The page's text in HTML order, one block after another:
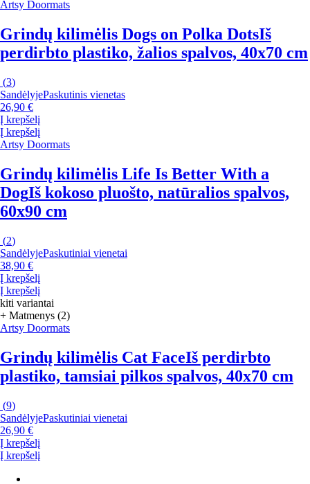
Artsy Doormats
Grindų kilimėlis Dogs on Polka DotsIš
perdirbto plastiko, žalios spalvos, 40x70 cm
(3)
SandėlyjePaskutinis vienetas
26,90 €
Į krepšelį
Į krepšelį
Artsy Doormats
Grindų kilimėlis Life Is Better With a
DogIš kokoso pluošto, natūralios spalvos,
60x90 cm
(2)
SandėlyjePaskutiniai vienetai
38,90 €
Į krepšelį
Į krepšelį
kiti variantai
+ Matmenys (2)
Artsy Doormats
Grindų kilimėlis Cat FaceIš perdirbto
plastiko, tamsiai pilkos spalvos, 40x70 cm
(9)
SandėlyjePaskutiniai vienetai
26,90 €
Į krepšelį
Į krepšelį